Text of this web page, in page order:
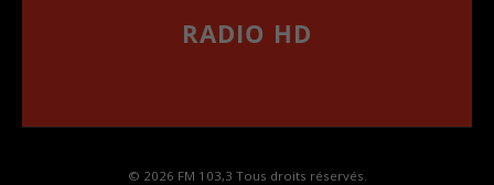
RADIO HD
© 2026 FM 103,3 Tous droits réservés.